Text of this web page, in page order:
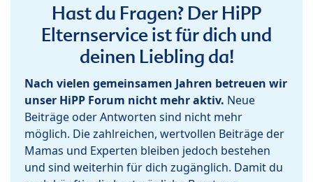
Hast du Fragen? Der HiPP
Elternservice ist für dich und
deinen Liebling da!
Nach vielen gemeinsamen Jahren betreuen wir
unser HiPP Forum nicht mehr aktiv. Neue
Beiträge oder Antworten sind nicht mehr
möglich. Die zahlreichen, wertvollen Beiträge der
Mamas und Experten bleiben jedoch bestehen
und sind weiterhin für dich zugänglich. Damit du